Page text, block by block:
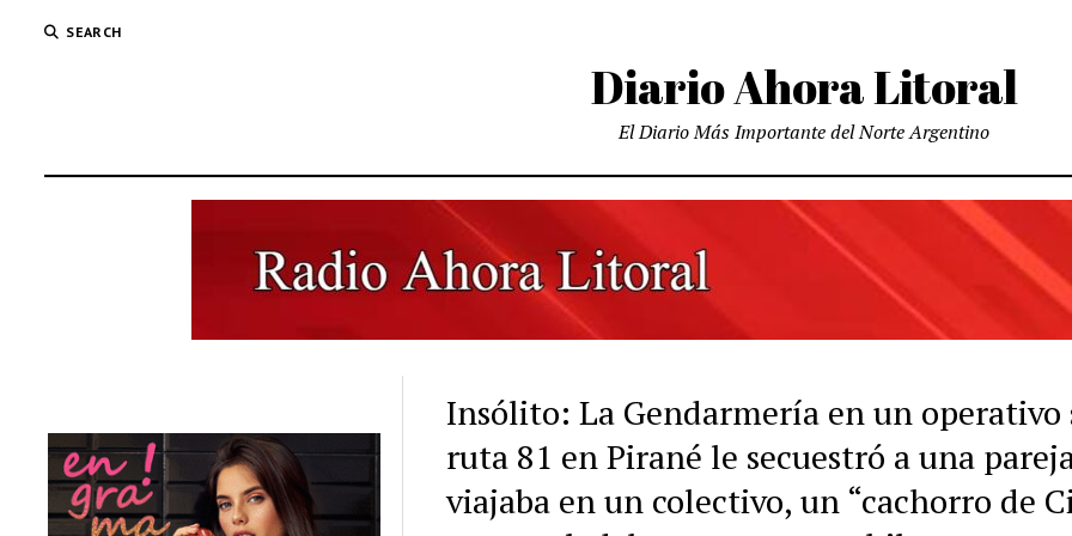
SEARCH
Diario Ahora Litoral
El Diario Más Importante del Norte Argentino
Insólito: La Gendarmería en un operativo
ruta 81 en Pirané le secuestró a una
viajaba en un colectivo, un “cachorro de